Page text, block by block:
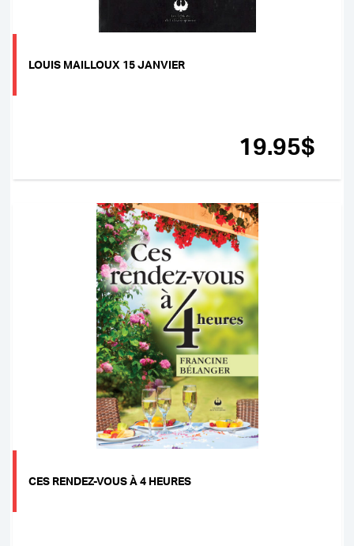
LOUIS MAILLOUX 15 JANVIER
19.95$
CES RENDEZ-VOUS À 4 HEURES